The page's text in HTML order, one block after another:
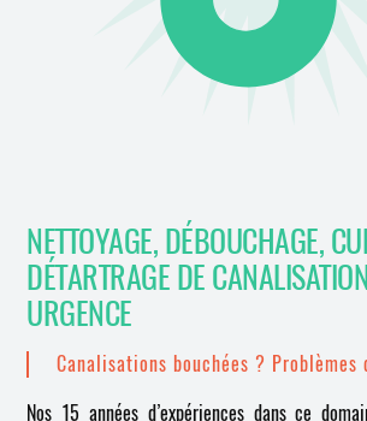
NETTOYAGE, DÉBOUCHAGE,
DÉTARTRAGE DE
URGENCE
Canalisations bouchées ?
Nos 15 années d’expériences dans ce